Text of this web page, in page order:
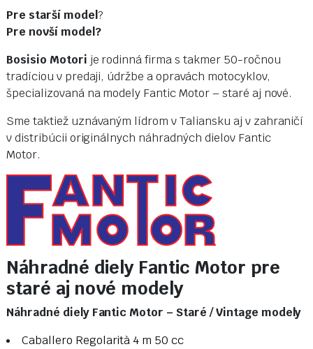
Pre starší model ?
Pre novší model?
Bosisio Motori je rodinná firma s takmer 50-ročnou
tradíciou v predaji, údržbe a opravách motocyklov,
špecializovaná na modely Fantic Motor – staré aj nové.
Sme taktiež uznávaným lídrom v Taliansku aj v zahraničí
v distribúcii originálnych náhradných dielov Fantic
Motor.
Náhradné diely Fantic Motor pre
staré aj nové modely
Náhradné diely Fantic Motor – Staré / Vintage modely
Caballero Regolarità 4 m 50 cc